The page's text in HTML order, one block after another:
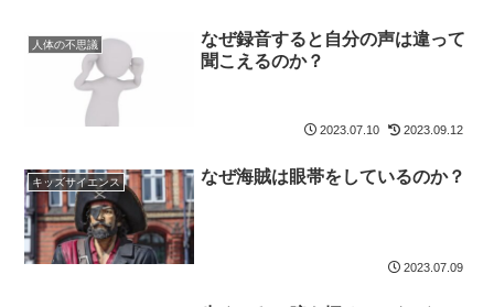
人体の不思議
なぜ録音すると自分の声は違って
聞こえるのか？
2023.07.10 2023.09.12
キッズサイエンス なぜ海賊は眼帯をしているのか？
2023.07.09